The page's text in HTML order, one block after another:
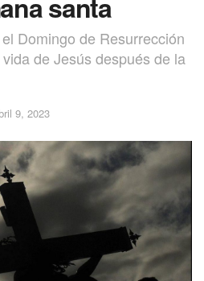
santa
Domingo de Resurrección
de Jesús después de la
9, 2023